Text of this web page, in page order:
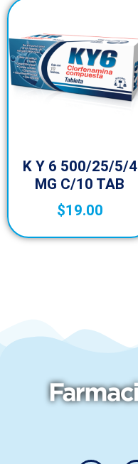
K Y 6 500/25/5/4
MG C/10 TAB
$19.00